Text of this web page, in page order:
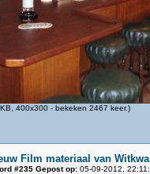
400x300 - bekeken 2467 keer.)
Film materiaal van
#235 Gepost op: 05-09-2012,